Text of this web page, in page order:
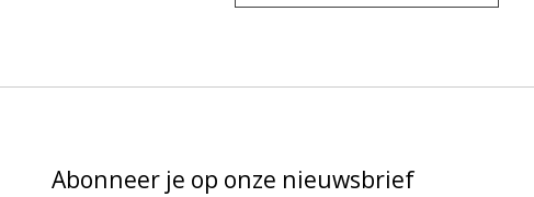
Abonneer je op onze nieuwsbrief